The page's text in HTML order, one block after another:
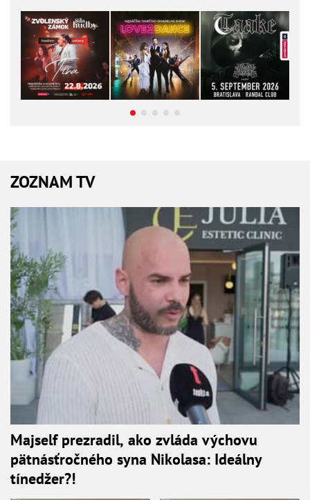
ZOZNAM TV
Majself prezradil, ako zvláda výchovu
pätnásťročného syna Nikolasa: Ideálny
tínedžer?!